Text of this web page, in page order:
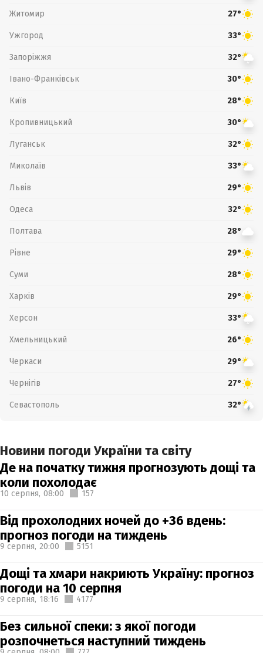
Житомир 27°
Ужгород 33°
Запоріжжя 32°
Івано-Франківськ 30°
Київ 28°
Кропивницький 30°
Луганськ 32°
Миколаїв 33°
Львів 29°
Одеса 32°
Полтава 28°
Рівне 29°
Суми 28°
Харків 29°
Херсон 33°
Хмельницький 26°
Черкаси 29°
Чернігів 27°
Севастополь 32°
Новини погоди України та світу
Де на початку тижня прогнозують дощі та
коли похолодає
10 серпня, 08:00 157
Від прохолодних ночей до +36 вдень:
прогноз погоди на тиждень
9 серпня, 20:00 5151
Дощі та хмари накриють Україну: прогноз
погоди на 10 серпня
9 серпня, 18:16 4177
Без сильної спеки: з якої погоди
розпочнеться наступний тиждень